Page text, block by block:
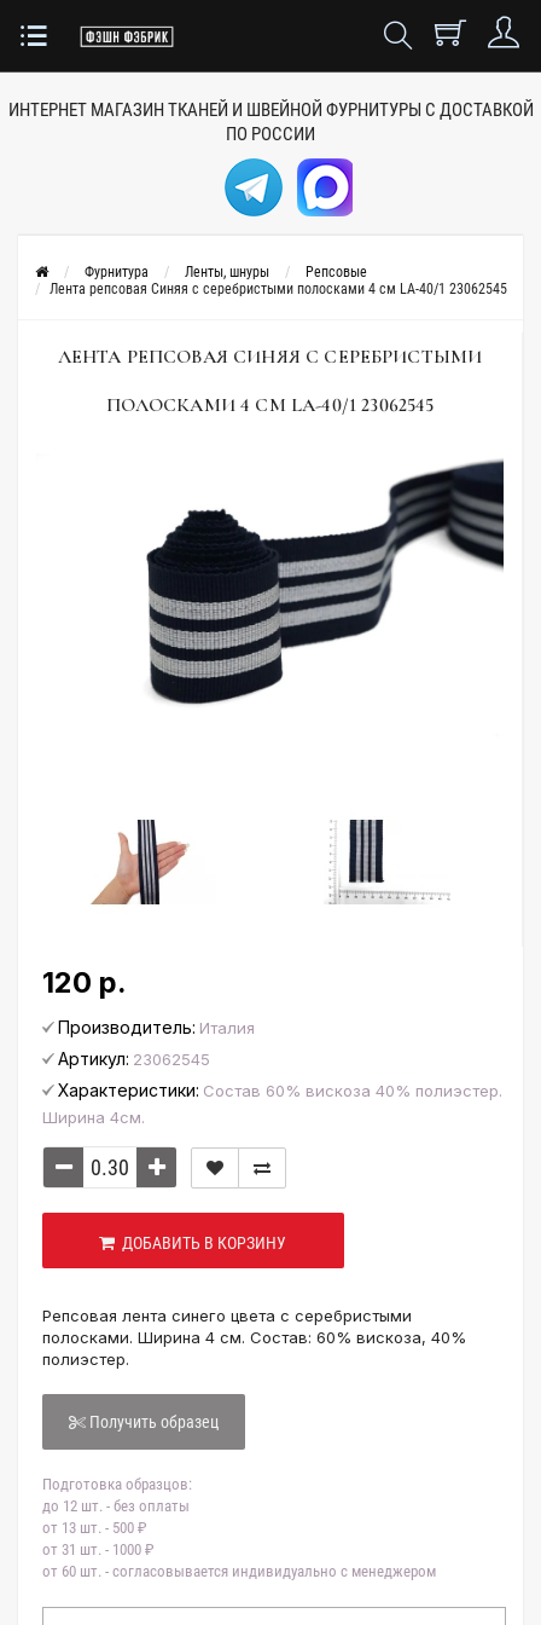
ИНТЕРНЕТ МАГАЗИН ТКАНЕЙ И ШВЕЙНОЙ ФУРНИТУРЫ С ДОСТАВКОЙ
ПО РОССИИ
Фурнитура Ленты, шнуры
Репсовые
Лента репсовая Синяя с серебристыми полосками 4 см LA-40/1 23062545
ЛЕНТА РЕПСОВАЯ СИНЯЯ С СЕРЕБРИСТЫМИ
ПОЛОСКАМИ 4 СМ LA-40/1 23062545
120 р.
Производитель: Италия
Артикул: 23062545
Характеристики: Состав 60% вискоза 40% полиэстер.
Ширина 4см.
ДОБАВИТЬ В КОРЗИНУ
Репсовая лента синего цвета с серебристыми
полосками. Ширина 4 см. Состав: 60% вискоза, 40%
полиэстер.
Получить образец
Подготовка образцов:
до 12 шт. - без оплаты
от 13 шт. - 500 ₽
от 31 шт. - 1000 ₽
от 60 шт. - согласовывается индивидуально с менеджером